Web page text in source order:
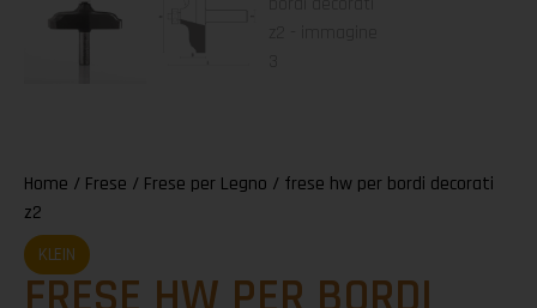
Home / Frese / Frese per Legno / frese hw per bordi decorati
z2
KLEIN